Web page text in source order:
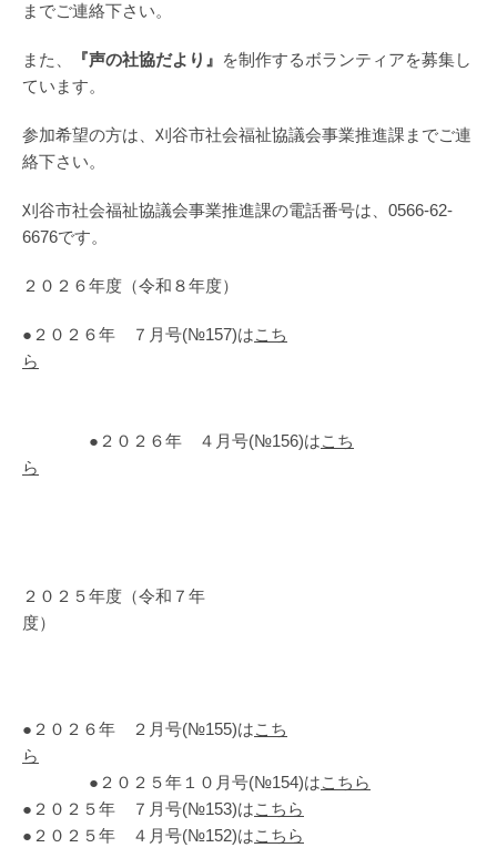
までご連絡下さい。
また、 『声の社協だより』 を制作するボランティアを募集し
ています。
参加希望の方は、刈谷市社会福祉協議会事業推進課までご連
絡下さい。
刈谷市社会福祉協議会事業推進課の電話番号は、0566-62-
6676です。
２０２６年度（令和８年度）
●２０２６年 ７月号(№157)はこち
ら
●２０２６年 ４月号(№156)はこち
ら
２０２５年度（令和７年
度）
●２０２６年 ２月号(№155)はこち
ら
●２０２５年１０月号(№154)はこちら
●２０２５年 ７月号(№153)はこちら
●２０２５年 ４月号(№152)はこちら